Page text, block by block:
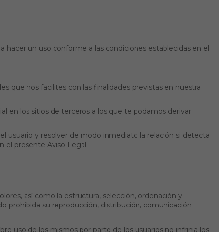
hacer un uso conforme a las condiciones establecidas en el
que nos facilites con las finalidades previstas en nuestra
en los sitios de terceros a los que te podamos derivar
usuario y resolver de modo inmediato la relación si detecta
el presente Aviso Legal.
así como la estructura, selección, ordenación y
prohibida su reproducción, distribución, comunicación
uso de los mismos por parte de los usuarios no infrinja los